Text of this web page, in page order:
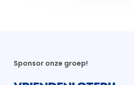
Sponsor onze groep!